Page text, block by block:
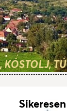
KÓSTOLJ,